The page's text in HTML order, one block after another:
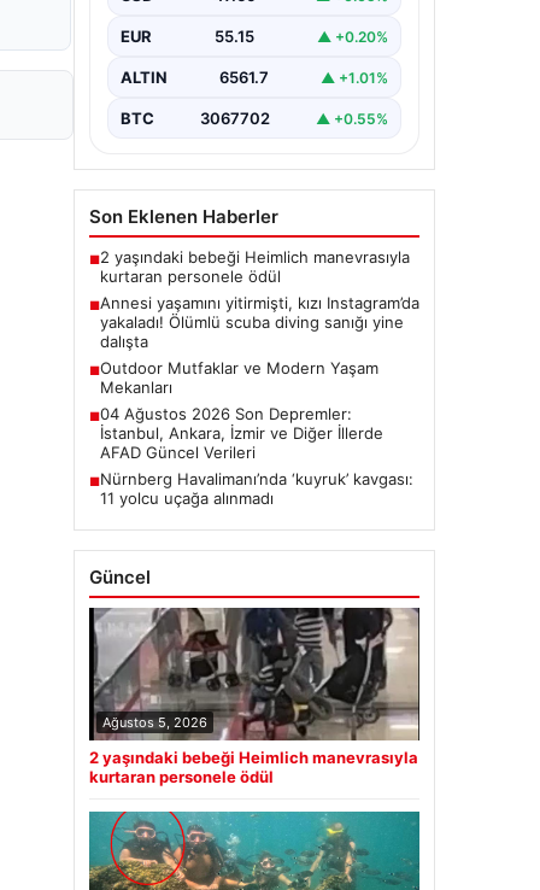
sanığı yine dalışta
EUR 55.15 ▲ +0.20%
ALTIN 6561.7 ▲ +1.01%
BTC 3067702 ▲ +0.55%
Son Eklenen Haberler
■2 yaşındaki bebeği Heimlich manevrasıyla
kurtaran personele ödül
■Annesi yaşamını yitirmişti, kızı Instagram’da
yakaladı! Ölümlü scuba diving sanığı yine
dalışta
■Outdoor Mutfaklar ve Modern Yaşam
Mekanları
■04 Ağustos 2026 Son Depremler:
İstanbul, Ankara, İzmir ve Diğer İllerde
AFAD Güncel Verileri
■Nürnberg Havalimanı’nda ‘kuyruk’ kavgası:
11 yolcu uçağa alınmadı
Güncel
Ağustos 5, 2026
2 yaşındaki bebeği Heimlich manevrasıyla
kurtaran personele ödül